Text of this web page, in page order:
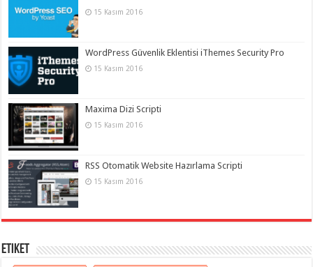
15 Kasım 2016
WordPress Güvenlik Eklentisi iThemes Security Pro
15 Kasım 2016
Maxima Dizi Scripti
15 Kasım 2016
RSS Otomatik Website Hazırlama Scripti
15 Kasım 2016
Etiket